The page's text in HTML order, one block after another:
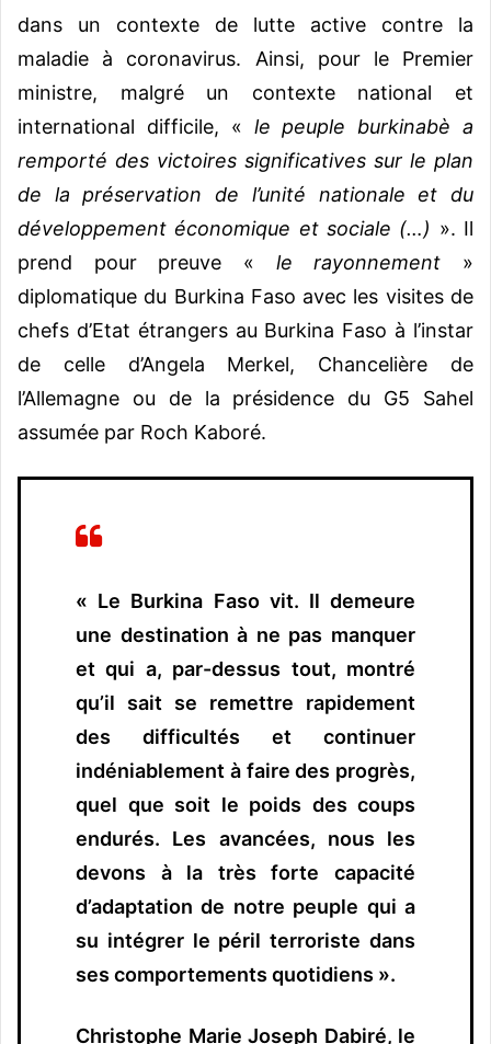
dans un contexte de lutte active contre la
maladie à coronavirus. Ainsi, pour le Premier
ministre, malgré un contexte national et
international difficile, « le peuple burkinabè a
remporté des victoires significatives sur le plan
de la préservation de l’unité nationale et du
développement économique et sociale (…) ». Il
prend pour preuve « le rayonnement »
diplomatique du Burkina Faso avec les visites de
chefs d’Etat étrangers au Burkina Faso à l’instar
de celle d’Angela Merkel, Chancelière de
l’Allemagne ou de la présidence du G5 Sahel
assumée par Roch Kaboré.
« Le Burkina Faso vit. Il demeure
une destination à ne pas manquer
et qui a, par-dessus tout, montré
qu’il sait se remettre rapidement
des difficultés et continuer
indéniablement à faire des progrès,
quel que soit le poids des coups
endurés. Les avancées, nous les
devons à la très forte capacité
d’adaptation de notre peuple qui a
su intégrer le péril terroriste dans
ses comportements quotidiens ».
Christophe Marie Joseph Dabiré, le